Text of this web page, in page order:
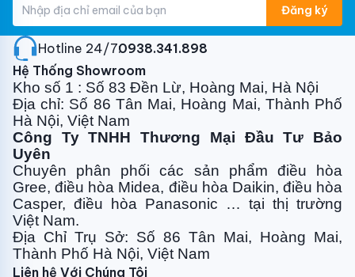
- Máy treo tường 18000btu: 150.000vnđ/bộ
- Máy treo tường 24000btu, tủ cassete:
250.000vnđ/bộ
10. Vật tư phụ:
- Máy treo: 50.000vnđ/bộ
- Máy tủ casssete: 100.000vnđ/bộ
- Attomat 1 pha : 100.000vnđ/chiếc
- Attomat 3 pha : 350.000vnđ/chiếc
Đăng ký
Hotline 24/7:0938.341.898
Hệ Thống Showroom
Kho số 1 : Số 83 Đền Lừ, Hoàng Mai, Hà Nội
Địa chỉ: Số 86 Tân Mai, Hoàng Mai, Thành Phố
Hà Nội, Việt Nam
Công Ty TNHH Thương Mại Đầu Tư Bảo
Uyên
Chuyên phân phối các sản phẩm điều hòa
Gree, điều hòa Midea, điều hòa Daikin, điều hòa
Casper, điều hòa Panasonic … tại thị trường
Việt Nam.
Địa Chỉ Trụ Sở: Số 86 Tân Mai, Hoàng Mai,
Thành Phố Hà Nội, Việt Nam
Liên hệ Với Chúng Tôi